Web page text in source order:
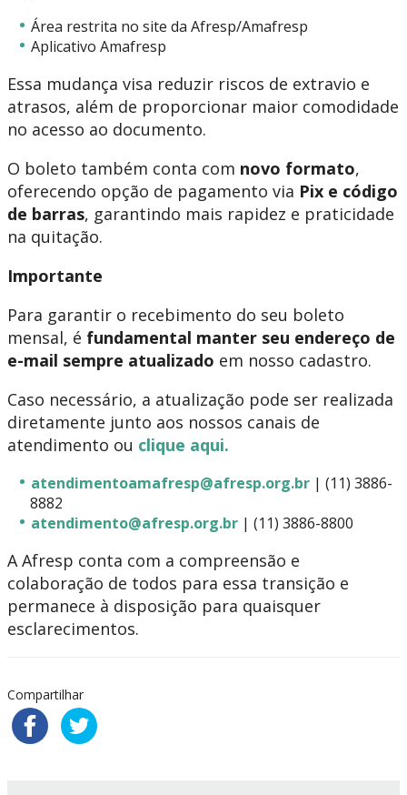
Área restrita no site da Afresp/Amafresp
Aplicativo Amafresp
Essa mudança visa reduzir riscos de extravio e
atrasos, além de proporcionar maior comodidade
no acesso ao documento.
O boleto também conta com novo formato,
oferecendo opção de pagamento via Pix e código
de barras, garantindo mais rapidez e praticidade
na quitação.
Importante
Para garantir o recebimento do seu boleto
mensal, é fundamental manter seu endereço de
e-mail sempre atualizado em nosso cadastro.
Caso necessário, a atualização pode ser realizada
diretamente junto aos nossos canais de
atendimento ou clique aqui.
atendimentoamafresp@afresp.org.br | (11) 3886-
8882
atendimento@afresp.org.br | (11) 3886-8800
A Afresp conta com a compreensão e
colaboração de todos para essa transição e
permanece à disposição para quaisquer
esclarecimentos.
Compartilhar